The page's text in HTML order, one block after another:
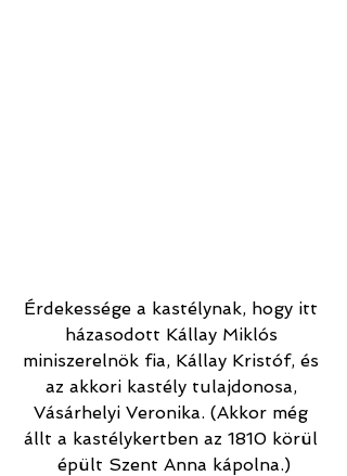
Érdekessége a kastélynak, hogy itt
házasodott Kállay Miklós
miniszerelnök fia, Kállay Kristóf, és
az akkori kastély tulajdonosa,
Vásárhelyi Veronika. (Akkor még
állt a kastélykertben az 1810 körül
épült Szent Anna kápolna.)